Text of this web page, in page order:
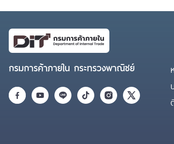
กรมการค้าภายใน กระทรวงพาณิชย์